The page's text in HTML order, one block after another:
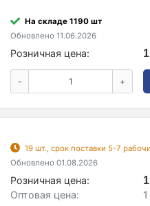
На складе 1190 шт
Обновлено 11.06.2026
Розничная цена:
- +
19 шт., срок поставки 5-7
Обновлено 01.08.2026
Розничная цена:
Оптовая цена: